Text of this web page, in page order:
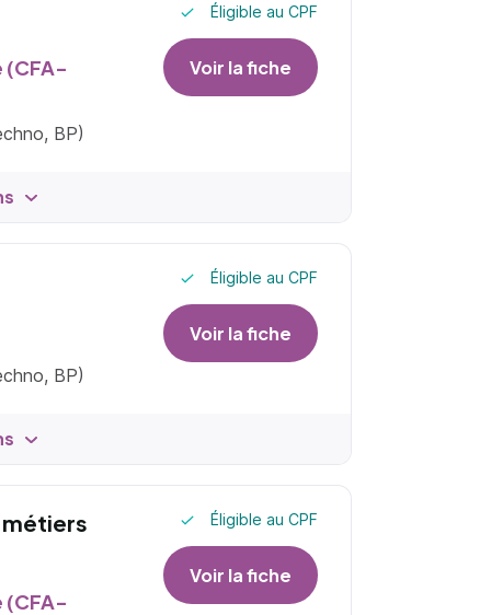
(CFA-
BP)
Éligible au CPF
Voir la fiche
BP)
Éligible au CPF
Voir la fiche
(CFA-
Éligible au CPF
Voir la fiche